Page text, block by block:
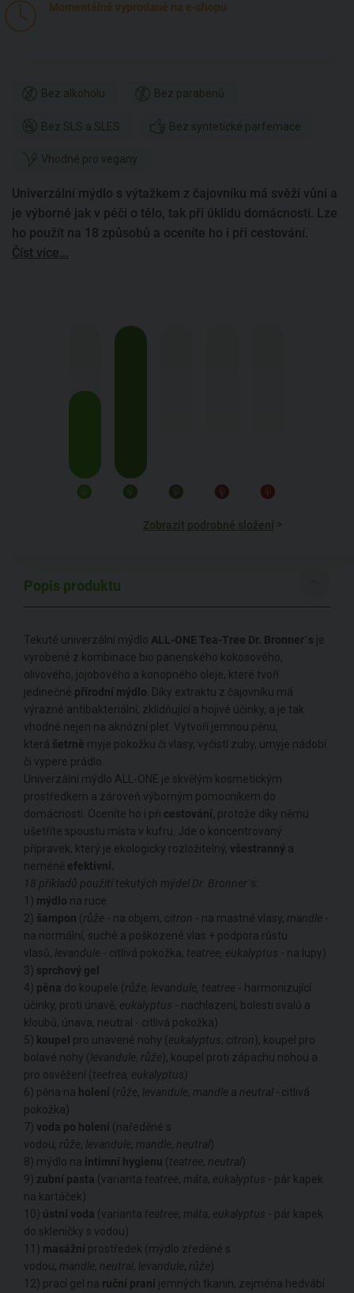
Momentálně vyprodané na e-shopu
Bez alkoholu Bez parabenů
Bez SLS a SLES Bez syntetické parfemace
Vhodné pro vegany
Univerzální mýdlo s výtažkem z čajovníku má svěží vůni a
je výborné jak v péči o tělo, tak při úklidu domácnosti. Lze
ho použít na 18 způsobů a oceníte ho i při cestování.
Číst více...
Zobrazit podrobné složení >
Popis produktu
Tekuté univerzální mýdlo ALL-ONE Tea-Tree Dr. Bronner´s je
vyrobené z kombinace bio panenského kokosového,
olivového, jojobového a konopného oleje, které tvoří
jedinečné přírodní mýdlo. Díky extraktu z čajovníku má
výrazné antibakteriální, zklidňující a hojivé účinky, a je tak
vhodné nejen na aknózní pleť. Vytvoří jemnou pěnu,
která šetrně myje pokožku či vlasy, vyčistí zuby, umyje nádobí
či vypere prádlo.
Univerzální mýdlo ALL-ONE je skvělým kosmetickým
prostředkem a zároveň výborným pomocníkem do
domácnosti. Oceníte ho i při cestování, protože díky němu
ušetříte spoustu místa v kufru. Jde o koncentrovaný
přípravek, který je ekologicky rozložitelný, všestranný a
neméně efektivní.
18 příkladů použití tekutých mýdel Dr. Bronner´s:
1) mýdlo na ruce
2) šampon (růže - na objem, citron - na mastné vlasy, mandle -
na normální, suché a poškozené vlas + podpora růstu
vlasů, levandule - citlivá pokožka, teatree, eukalyptus - na lupy)
3) sprchový gel
4) pěna do koupele (růže, levandule, teatree - harmonizující
účinky, proti únavě, eukalyptus - nachlazení, bolesti svalů a
kloubů, únava, neutral - citlivá pokožka)
5) koupel pro unavené nohy (eukalyptus, citron), koupel pro
bolavé nohy (levandule, růže), koupel proti zápachu nohou a
pro osvěžení (teetrea, eukalyptus)
6) pěna na holení (růže, levandule, mandle a neutral - citlivá
pokožka)
7) voda po holení (naředěné s
vodou, růže, levandule, mandle, neutral)
8) mýdlo na intimní hygienu (teatree, neutral)
9) zubní pasta (varianta teatree, máta, eukalyptus - pár kapek
na kartáček)
10) ústní voda (varianta teatree, máta, eukalyptus - pár kapek
do skleničky s vodou)
11) masážní prostředek (mýdlo zředěné s
vodou, mandle, neutral, levandule, růže)
12) prací gel na ruční praní jemných tkanin, zejména hedvábí